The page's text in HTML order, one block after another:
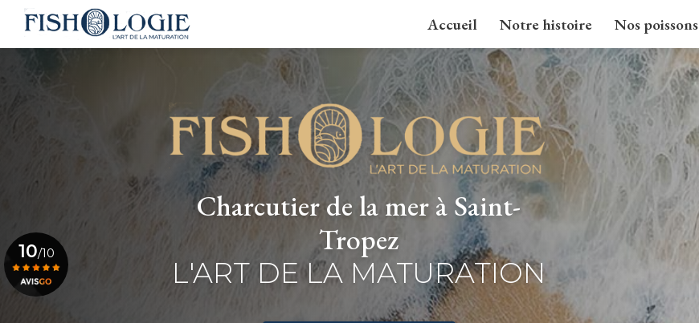
Aller
Accueil Notre histoire Nos poissons
Charcutier de la mer à Saint-
Tropez
L'ART DE LA MATURATION
10/10